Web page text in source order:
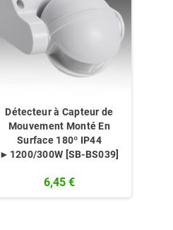
Détecteur à Capteur de
Mouvement Monté En
Surface 180º IP44
►1200/300W [SB-BS039]
6,45 €